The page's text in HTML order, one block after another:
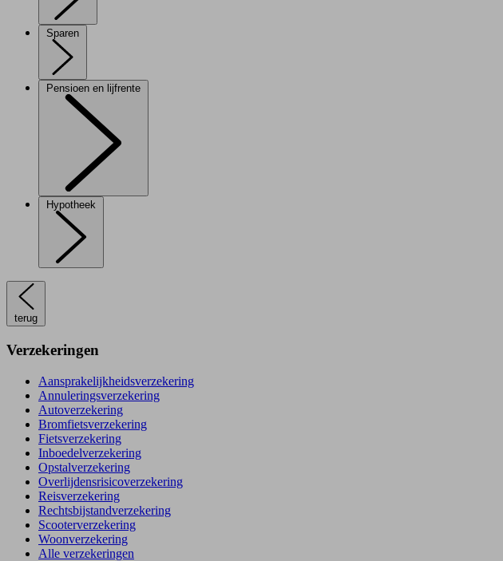
Sparen
Pensioen en lijfrente
Hypotheek
terug
Verzekeringen
Aansprakelijkheidsverzekering
Annuleringsverzekering
Autoverzekering
Bromfietsverzekering
Fietsverzekering
Inboedelverzekering
Opstalverzekering
Overlijdensrisicoverzekering
Reisverzekering
Rechtsbijstandverzekering
Scooterverzekering
Woonverzekering
Alle verzekeringen